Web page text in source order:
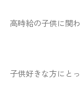
高時給の子供に関
子供好きな方にと